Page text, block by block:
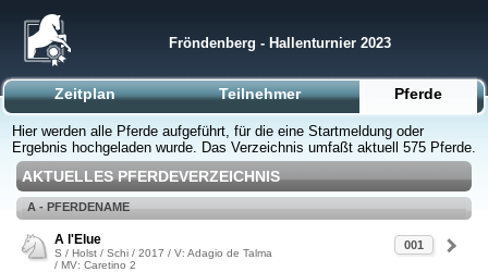
Fröndenberg - Hallenturnier 2023
Zeitplan Teilnehmer Pferde
Hier werden alle Pferde aufgeführt, für die eine Startmeldung oder
Ergebnis hochgeladen wurde. Das Verzeichnis umfaßt aktuell 575 Pferde.
AKTUELLES PFERDEVERZEICHNIS
A - PFERDENAME
001
A l'Elue
S / Holst / Schi / 2017 / V: Adagio de Talma
/ MV: Caretino 2